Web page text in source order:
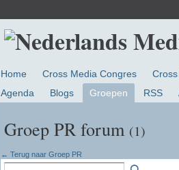
Home Cross Media Congres
Agenda
Blogs Groepen RSS
Groep PR forum (1)
← Terug naar Groep PR